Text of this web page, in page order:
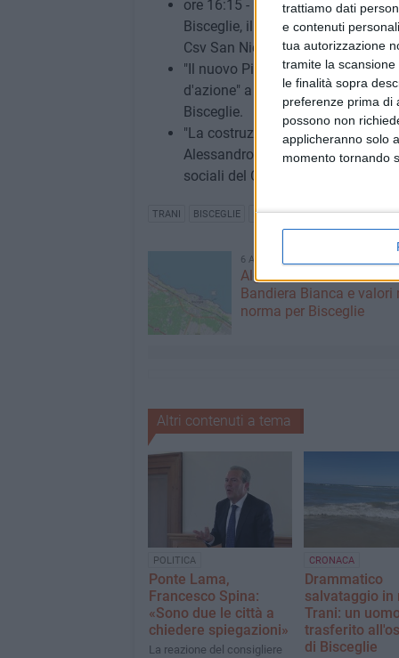
trattiamo dati
e contenuti
tua autorizzazione
tramite la
le finalità sopra
preferenze prima di
possono non
applicheranno solo
momento tornando
ore 16:15 - Interventi tecnici:
Bisceglie, il percorso di ascolto
Csv San Nicola ets e Viviana
"Il nuovo Piano Regionale delle
d'azione" a cura di Giada De
Bisceglie.
"La costruzione del Piano
Alessandro Nicola Attolico,
sociali del Comune di Bisceglie.
TRANI BISCEGLIE PIANO SOCIALE DI ZONA
6 AGOSTO 2026
Alga tossica, ARPA
Bandiera Bianca e valori
norma per Bisceglie
Altri contenuti a tema
POLITICA
Ponte Lama,
Francesco Spina:
«Sono due le città a
chiedere spiegazioni»
La reazione del consigliere
CRONACA
Drammatico
salvataggio in
Trani: un
trasferito
di Bisceglie